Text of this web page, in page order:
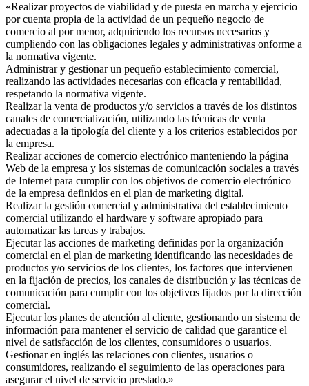
«Realizar proyectos de viabilidad y de puesta en marcha y ejercicio
por cuenta propia de la actividad de un pequeño negocio de
comercio al por menor, adquiriendo los recursos necesarios y
cumpliendo con las obligaciones legales y administrativas onforme a
la normativa vigente.
Administrar y gestionar un pequeño establecimiento comercial,
realizando las actividades necesarias con eficacia y rentabilidad,
respetando la normativa vigente.
Realizar la venta de productos y/o servicios a través de los distintos
canales de comercialización, utilizando las técnicas de venta
adecuadas a la tipología del cliente y a los criterios establecidos por
la empresa.
Realizar acciones de comercio electrónico manteniendo la página
Web de la empresa y los sistemas de comunicación sociales a través
de Internet para cumplir con los objetivos de comercio electrónico
de la empresa definidos en el plan de marketing digital.
Realizar la gestión comercial y administrativa del establecimiento
comercial utilizando el hardware y software apropiado para
automatizar las tareas y trabajos.
Ejecutar las acciones de marketing definidas por la organización
comercial en el plan de marketing identificando las necesidades de
productos y/o servicios de los clientes, los factores que intervienen
en la fijación de precios, los canales de distribución y las técnicas de
comunicación para cumplir con los objetivos fijados por la dirección
comercial.
Ejecutar los planes de atención al cliente, gestionando un sistema de
información para mantener el servicio de calidad que garantice el
nivel de satisfacción de los clientes, consumidores o usuarios.
Gestionar en inglés las relaciones con clientes, usuarios o
consumidores, realizando el seguimiento de las operaciones para
asegurar el nivel de servicio prestado.»